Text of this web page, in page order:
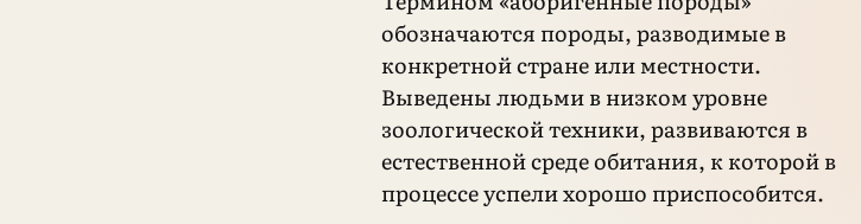
обозначаются породы, разводимые в
конкретной стране или местности.
Выведены людьми в низком уровне
зоологической техники, развиваются в
естественной среде обитания, к которой в
процессе успели хорошо приспособится.